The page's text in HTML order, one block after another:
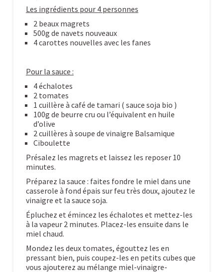
Les ingrédients pour 4 personnes
2 beaux magrets
500g de navets nouveaux
4 carottes nouvelles avec les fanes
Pour la sauce :
4 échalotes
2 tomates
1 cuillère à café de tamari ( sauce soja bio )
100g de beurre cru ou l’équivalent en huile
d’olive
2 cuillères à soupe de vinaigre Balsamique
Ciboulette
Présalez les magrets et laissez les reposer 10
minutes.
Préparez la sauce : faites fondre le miel dans une
casserole à fond épais sur feu très doux, ajoutez le
vinaigre et la sauce soja.
Épluchez et émincez les échalotes et mettez-les
à la vapeur 2 minutes. Placez-les ensuite dans le
miel chaud.
Mondez les deux tomates, égouttez les en
pressant bien, puis coupez-les en petits cubes que
vous ajouterez au mélange miel-vinaigre-